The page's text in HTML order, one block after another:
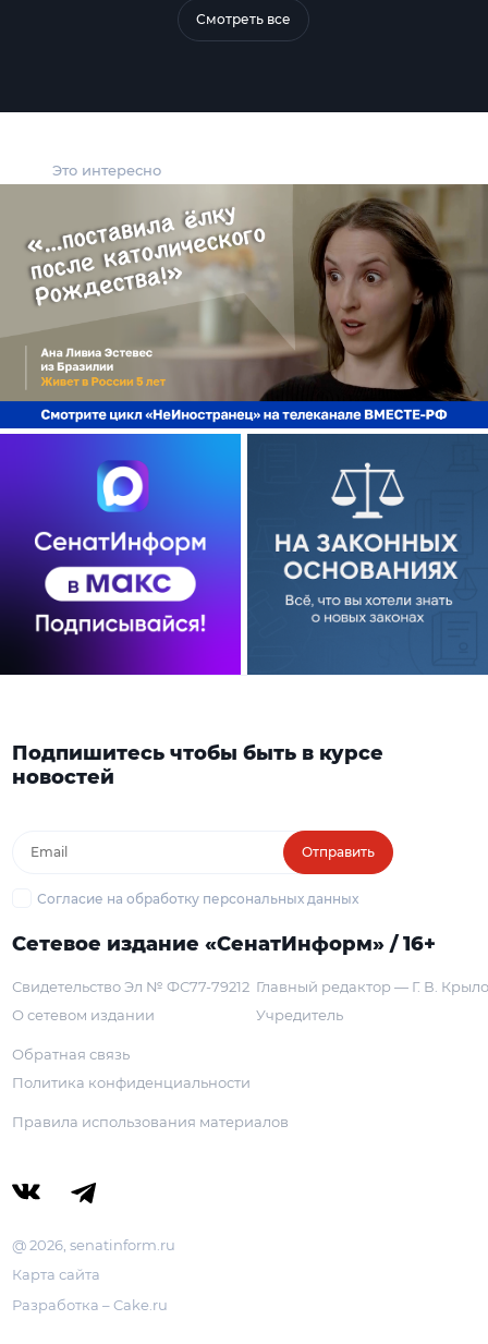
Это интересно
Смотреть все
Подпишитесь чтобы быть в курсе
новостей
Отправить
Согласие на обработку персональных данных
Сетевое издание «СенатИнформ» / 16+
Свидетельство Эл № ФС77-79212
О сетевом издании
Главный редактор — Г. В.
Учредитель
Обратная связь
Политика конфиденциальности
Правила использования материалов
@ 2026, senatinform.ru
Карта сайта
Разработка – Cake.ru